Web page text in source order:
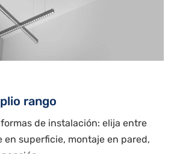
rango
de instalación: elija entre
en superficie, montaje en pared,